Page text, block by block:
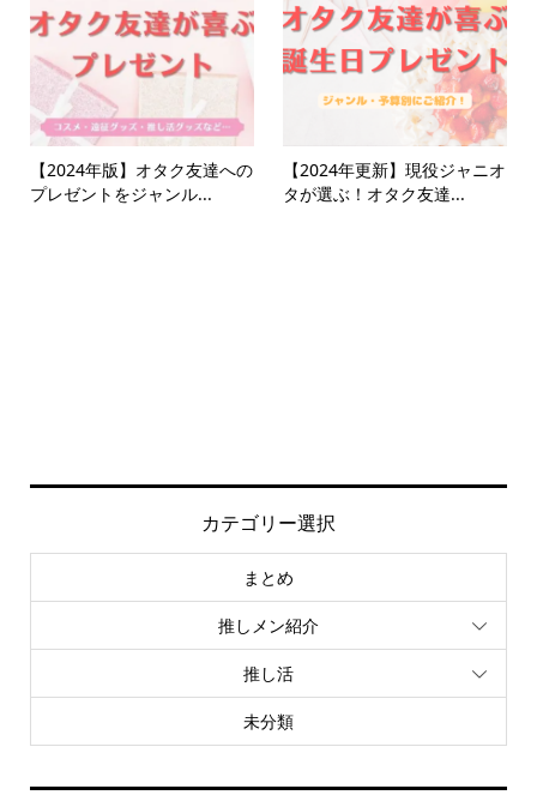
【2024年版】オタク友達への
プレゼントをジャンル...
【2024年更新】現役ジャニオ
タが選ぶ！オタク友達...
カテゴリー選択
まとめ
推しメン紹介
推し活
未分類